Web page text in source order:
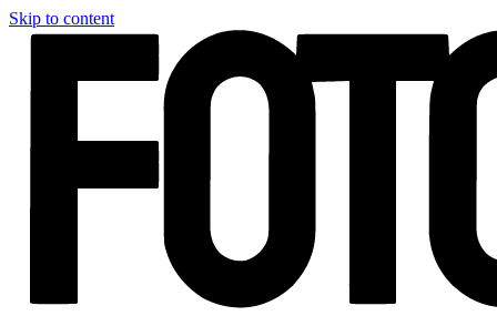
Skip to content